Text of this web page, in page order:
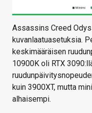
Assassins Creed
kuvanlaatuasetuksia.
keskimääräisen
10900K oli RTX
kuin 3900XT, mutta
alhaisempi.